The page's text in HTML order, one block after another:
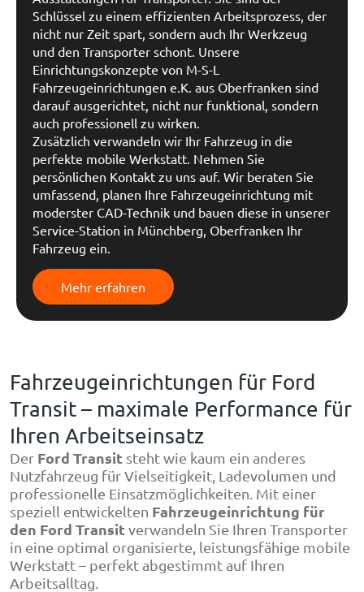
Schlüssel zu einem effizienten Arbeitsprozess, der
nicht nur Zeit spart, sondern auch Ihr Werkzeug
und den Transporter schont. Unsere
Einrichtungskonzepte von M-S-L
Fahrzeugeinrichtungen e.K. aus Oberfranken sind
darauf ausgerichtet, nicht nur funktional, sondern
auch professionell zu wirken.
Zusätzlich verwandeln wir Ihr Fahrzeug in die
perfekte mobile Werkstatt. Nehmen Sie
persönlichen Kontakt zu uns auf. Wir beraten Sie
umfassend, planen Ihre Fahrzeugeinrichtung mit
moderster CAD-Technik und bauen diese in unserer
Service-Station in Münchberg, Oberfranken Ihr
Fahrzeug ein.
Mehr erfahren
Fahrzeugeinrichtungen für Ford
Transit – maximale Performance für
Ihren Arbeitseinsatz
Der Ford Transit steht wie kaum ein anderes
Nutzfahrzeug für Vielseitigkeit, Ladevolumen und
professionelle Einsatzmöglichkeiten. Mit einer
speziell entwickelten Fahrzeugeinrichtung für
den Ford Transitverwandeln Sie Ihren Transporter
in eine optimal organisierte, leistungsfähige mobile
Werkstatt – perfekt abgestimmt auf Ihren
Arbeitsalltag.